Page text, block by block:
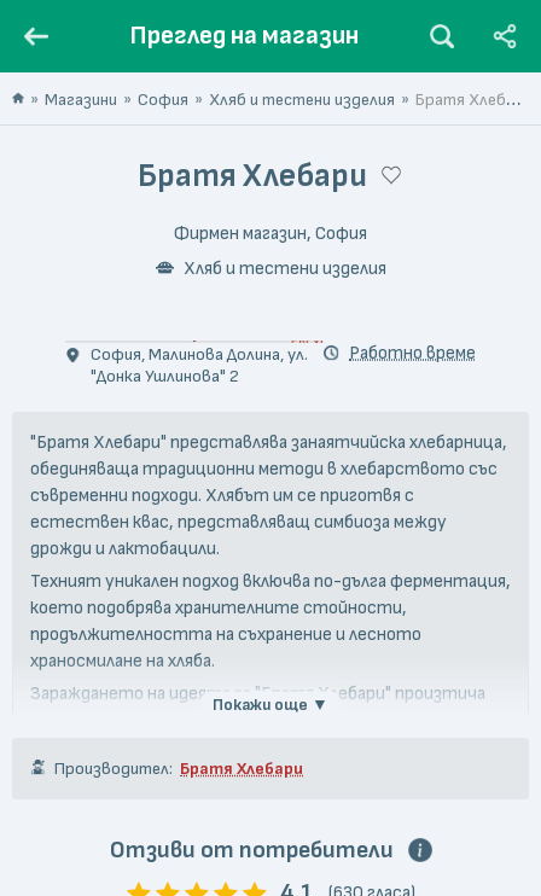
Преглед на магазин
Магазини София Хляб и тестени изделия Братя Хлебари
Братя Хлебари
Фирмен магазин, София
Хляб и тестени изделия
София, Малинова Долина, ул.
"Донка Ушлинова" 2
Работно време
"Братя Хлебари" представлява занаятчийска хлебарница,
обединяваща традиционни методи в хлебарството със
съвременни подходи. Хлябът им се приготвя с
естествен квас, представляващ симбиоза между
дрожди и лактобацили.
Техният уникален подход включва по-дълга ферментация,
което подобрява хранителните стойности,
продължителността на съхранение и лесното
храносмилане на хляба.
Зараждането на идеята за "Братя Хлебари" произтича
от братята Пресиян и Теодор през 2013 г., които след
собствено производство. Всеки хляб, изпечен в
отдадеността на хлебарите.
Покажи още ▼
Производител: Братя Хлебари
Отзиви от потребители